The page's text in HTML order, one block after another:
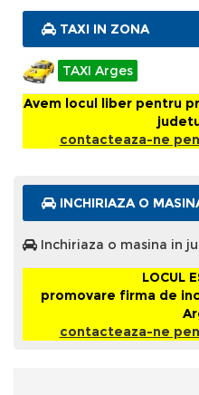
TAXI IN ZONA
TAXI Arges
Avem locul liber pentru
contacteaza-ne
INCHIRIAZA O
Inchiriaza o masina in
LOCUL
promovare firma de
contacteaza-ne